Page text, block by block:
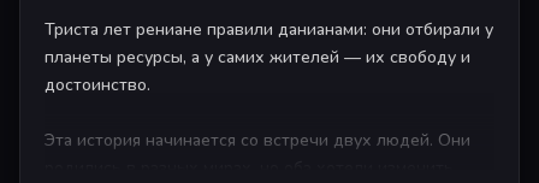
Триста лет рениане правили данианами: они отбирали у
планеты ресурсы, а у самих жителей — их свободу и
достоинство.
Эта история начинается со встречи двух людей. Они